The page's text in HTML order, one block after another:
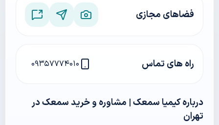
فضاهای مجازی
راه های تماس ۰۹۳۵۷۷۷۴۰۱۰
درباره کیمیا سمعک | مشاوره و خرید سمعک در
تهران